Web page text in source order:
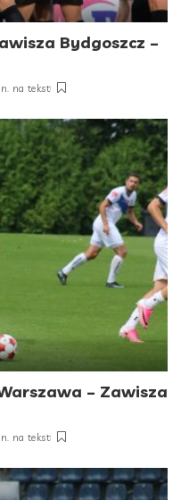
Bydgoszcz –
na tekst
– Zawisza
na tekst